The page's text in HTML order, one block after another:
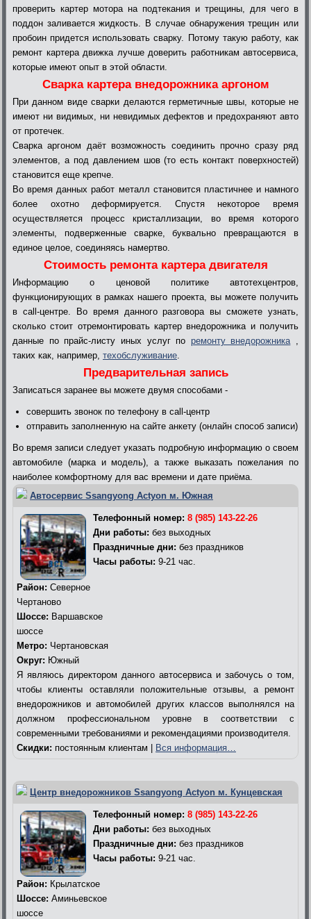
проверить картер мотора на подтекания и трещины, для чего в
поддон заливается жидкость. В случае обнаружения трещин или
пробоин придется использовать сварку. Потому такую работу, как
ремонт картера движка лучше доверить работникам автосервиса,
которые имеют опыт в этой области.
Сварка картера внедорожника аргоном
При данном виде сварки делаются герметичные швы, которые не
имеют ни видимых, ни невидимых дефектов и предохраняют авто
от протечек.
Сварка аргоном даёт возможность соединить прочно сразу ряд
элементов, а под давлением шов (то есть контакт поверхностей)
становится еще крепче.
Во время данных работ металл становится пластичнее и намного
более охотно деформируется. Спустя некоторое время
осуществляется процесс кристаллизации, во время которого
элементы, подверженные сварке, буквально превращаются в
единое целое, соединяясь намертво.
Стоимость ремонта картера двигателя
Информацию о ценовой политике автотехцентров,
функционирующих в рамках нашего проекта, вы можете получить
в call-центре. Во время данного разговора вы сможете узнать,
сколько стоит отремонтировать картер внедорожника и получить
данные по прайс-листу иных услуг по ремонту внедорожника
таких как, например, техобслуживание
Предварительная запись
Записаться заранее вы можете двумя способами -
совершить звонок по телефону в call-центр
отправить заполненную на сайте анкету (онлайн способ записи)
Во время записи следует указать подробную информацию о своем
автомобиле (марка и модель), а также выказать пожелания по
наиболее комфортному для вас времени и дате приёма.
Автосервис Ssangyong Actyon м. Южная
Телефонный номер: 8 (985) 143-22-26
Дни работы: без выходных
Праздничные дни: без праздников
Часы работы: 9-21 час.
Район: Северное
Чертаново
Шоссе: Варшавское
шоссе
Метро: Чертановская
Округ: Южный
Я являюсь директором данного автосервиса и забочусь о том,
чтобы клиенты оставляли положительные отзывы, а ремонт
внедорожников и автомобилей других классов выполнялся на
должном профессиональном уровне в соответствии с
современными требованиями и рекомендациями производителя.
Скидки: постоянным клиентам | Вся информация…
Центр внедорожников Ssangyong Actyon м. Кунцевская
Телефонный номер: 8 (985) 143-22-26
Дни работы: без выходных
Праздничные дни: без праздников
Часы работы: 9-21 час.
Район: Крылатское
Шоссе: Аминьевское
шоссе